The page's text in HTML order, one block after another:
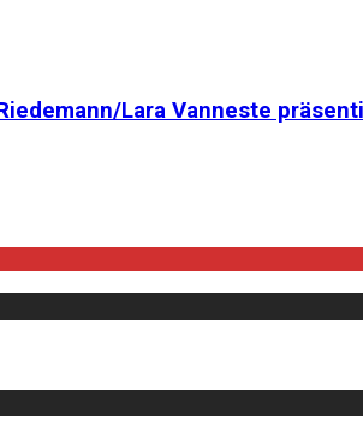
Lara Vanneste